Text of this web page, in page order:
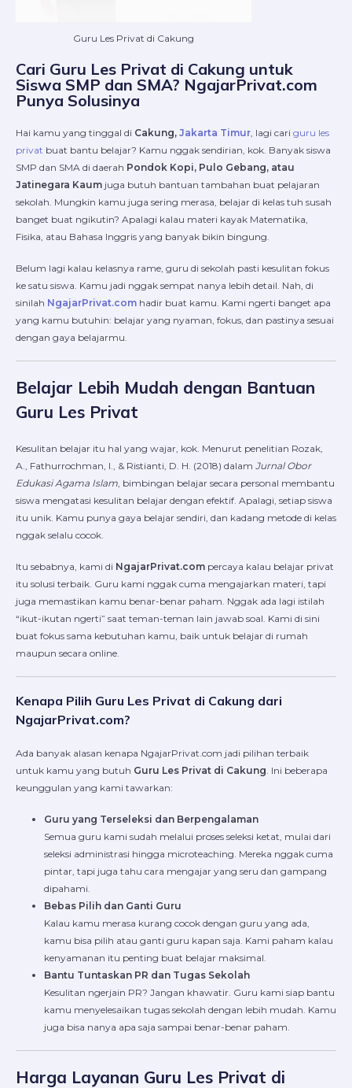
Guru Les Privat di Cakung
Cari Guru Les Privat di Cakung untuk
Siswa SMP dan SMA? NgajarPrivat.com
Punya Solusinya
Hai kamu yang tinggal di Cakung, Jakarta Timur , lagi cari guru les
privat buat bantu belajar? Kamu nggak sendirian, kok. Banyak siswa
SMP dan SMA di daerah Pondok Kopi, Pulo Gebang, atau
Jatinegara Kaum juga butuh bantuan tambahan buat pelajaran
sekolah. Mungkin kamu juga sering merasa, belajar di kelas tuh susah
banget buat ngikutin? Apalagi kalau materi kayak Matematika,
Fisika, atau Bahasa Inggris yang banyak bikin bingung.
Belum lagi kalau kelasnya rame, guru di sekolah pasti kesulitan fokus
ke satu siswa. Kamu jadi nggak sempat nanya lebih detail. Nah, di
sinilah NgajarPrivat.com hadir buat kamu. Kami ngerti banget apa
yang kamu butuhin: belajar yang nyaman, fokus, dan pastinya sesuai
dengan gaya belajarmu.
Belajar Lebih Mudah dengan Bantuan
Guru Les Privat
Kesulitan belajar itu hal yang wajar, kok. Menurut penelitian Rozak,
A., Fathurrochman, I., & Ristianti, D. H. (2018) dalam Jurnal Obor
Edukasi Agama Islam , bimbingan belajar secara personal membantu
siswa mengatasi kesulitan belajar dengan efektif. Apalagi, setiap siswa
itu unik. Kamu punya gaya belajar sendiri, dan kadang metode di kelas
nggak selalu cocok.
Itu sebabnya, kami di NgajarPrivat.com percaya kalau belajar privat
itu solusi terbaik. Guru kami nggak cuma mengajarkan materi, tapi
juga memastikan kamu benar-benar paham. Nggak ada lagi istilah
“ikut-ikutan ngerti” saat teman-teman lain jawab soal. Kami di sini
buat fokus sama kebutuhan kamu, baik untuk belajar di rumah
maupun secara online.
Kenapa Pilih Guru Les Privat di Cakung dari
NgajarPrivat.com?
Ada banyak alasan kenapa NgajarPrivat.com jadi pilihan terbaik
untuk kamu yang butuh Guru Les Privat di Cakung . Ini beberapa
keunggulan yang kami tawarkan:
Guru yang Terseleksi dan Berpengalaman
Semua guru kami sudah melalui proses seleksi ketat, mulai dari
seleksi administrasi hingga microteaching. Mereka nggak cuma
pintar, tapi juga tahu cara mengajar yang seru dan gampang
dipahami.
Bebas Pilih dan Ganti Guru
Kalau kamu merasa kurang cocok dengan guru yang ada,
kamu bisa pilih atau ganti guru kapan saja. Kami paham kalau
kenyamanan itu penting buat belajar maksimal.
Bantu Tuntaskan PR dan Tugas Sekolah
Kesulitan ngerjain PR? Jangan khawatir. Guru kami siap bantu
kamu menyelesaikan tugas sekolah dengan lebih mudah. Kamu
juga bisa nanya apa saja sampai benar-benar paham.
Harga Layanan Guru Les Privat di